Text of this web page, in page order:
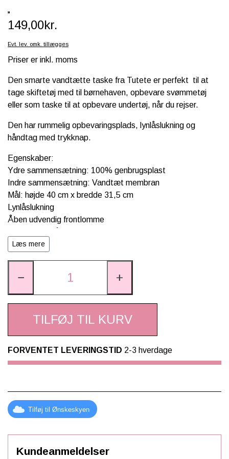
SJOVE HESTE TING
BABY
149,00kr.
Evt. lev. omk. tillægges
Priser er inkl. moms
Den smarte vandtætte taske fra Tutete er perfekt til at
tage skiftetøj med til børnehaven, opbevare svømmetøj
eller som taske til at opbevare undertøj, når du rejser.
Den har rummelig opbevaringsplads, lynlåslukning og
håndtag med trykknap.
Egenskaber:
Ydre sammensætning: 100% genbrugsplast
Indre sammensætning: Vandtæt membran
Mål: højde 40 cm x bredde 31,5 cm
Lynlåslukning
Åben udvendig frontlomme
Kan maskinvaskes ved 30º
Læs mere
− +
TILFØJ TIL KURV
FORVENTET LEVERINGSTID 2-3 hverdage
Tilføj til Ønskeskyen
Kundeanmeldelser